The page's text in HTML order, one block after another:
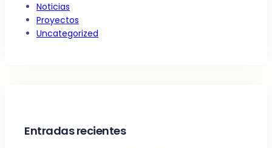
Noticias
Proyectos
Uncategorized
Entradas recientes